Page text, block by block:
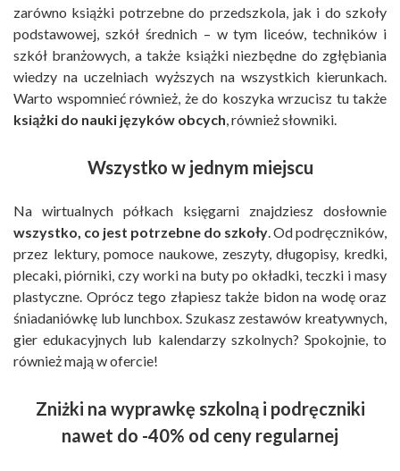
zarówno książki potrzebne do przedszkola, jak i do szkoły
podstawowej, szkół średnich – w tym liceów, techników i
szkół branżowych, a także książki niezbędne do zgłębiania
wiedzy na uczelniach wyższych na wszystkich kierunkach.
Warto wspomnieć również, że do koszyka wrzucisz tu także
książki do nauki języków obcych , również słowniki.
Wszystko w jednym miejscu
Na wirtualnych półkach księgarni znajdziesz dosłownie
wszystko, co jest potrzebne do szkoły . Od podręczników,
przez lektury, pomoce naukowe, zeszyty, długopisy, kredki,
plecaki, piórniki, czy worki na buty po okładki, teczki i masy
plastyczne. Oprócz tego złapiesz także bidon na wodę oraz
śniadaniówkę lub lunchbox. Szukasz zestawów kreatywnych,
gier edukacyjnych lub kalendarzy szkolnych? Spokojnie, to
również mają w ofercie!
Zniżki na wyprawkę szkolną i podręczniki
nawet do -40% od ceny regularnej